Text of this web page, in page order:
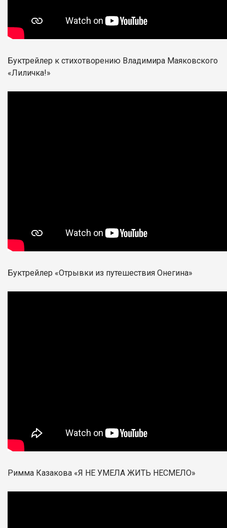
Буктрейлер к стихотворению Владимира Маяковского
«Лиличка!»
Буктрейлер «Отрывки из путешествия Онегина»
Римма Казакова «Я НЕ УМЕЛА ЖИТЬ НЕСМЕЛО»